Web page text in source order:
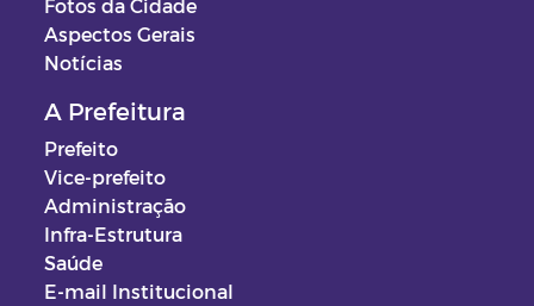
Fotos da Cidade
Aspectos Gerais
Notícias
A Prefeitura
Prefeito
Vice-prefeito
Administração
Infra-Estrutura
Saúde
E-mail Institucional